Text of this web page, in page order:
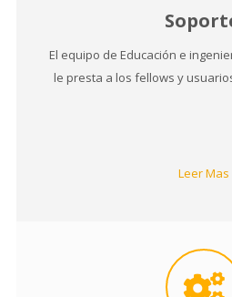
El equipo de Educación e
le presta a los fellows y
Leer Mas